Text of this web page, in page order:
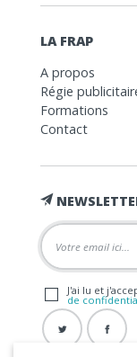
LA FRAP
A propos
Régie
Formations
Contact
J'ai lu et
de